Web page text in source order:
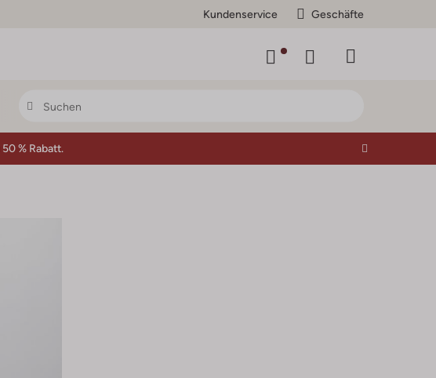
Kundenservice Geschäfte
50 % Rabatt.